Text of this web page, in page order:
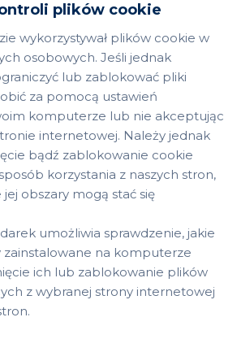
plików cookie
wykorzystywał plików cookie w
osobowych. Jeśli jednak
lub zablokować pliki
za pomocą ustawień
komputerze lub nie akceptując
internetowej. Należy jednak
bądź zablokowanie cookie
korzystania z naszych stron,
obszary mogą stać się
umożliwia sprawdzenie, jakie
zainstalowane na komputerze
ich lub zablokowanie plików
z wybranej strony internetowej